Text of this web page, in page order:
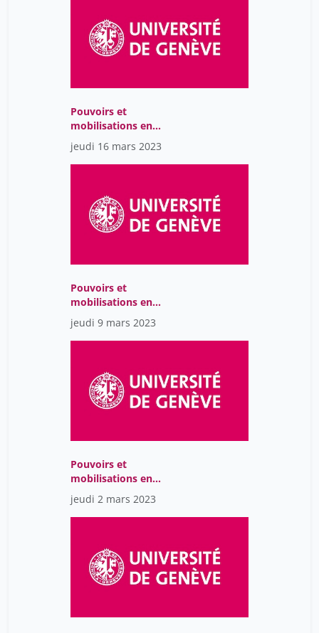
Pouvoirs et
mobilisations en
Amérique Latine : Une
perspective
interdisciplinaire
jeudi 16 mars 2023
Pouvoirs et
mobilisations en
Amérique Latine : Une
perspective
interdisciplinaire
jeudi 9 mars 2023
Pouvoirs et
mobilisations en
Amérique Latine : Une
perspective
interdisciplinaire
jeudi 2 mars 2023